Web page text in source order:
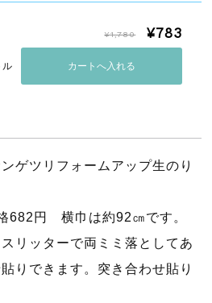
¥1,780 ¥783
ル
ゲツリフォームアップ生のり
682円 横巾は約92㎝です。
リッターで両ミミ落としてあ
りできます。突き合わせ貼り